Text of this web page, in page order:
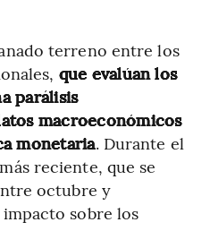
terreno entre los
que evalúan los
parálisis
macroeconómicos
monetaria. Durante el
reciente, que se
octubre y
sobre los